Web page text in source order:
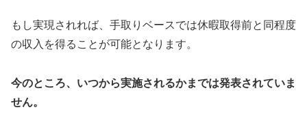
もし実現されれば、手取りベースでは休暇取得前と同程度
の収入を得ることが可能となります。
今のところ、いつから実施されるかまでは発表されていま
せん。